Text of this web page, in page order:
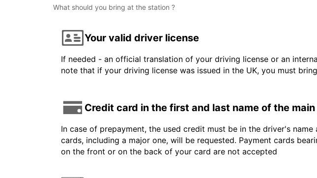
What should you bring at the station ?
Your valid driver license
If needed - an official translation of your driving license or an
note that if your driving license was issued in the UK, you must
Credit card in the first and last name of the
In case of prepayment, the used credit must be in the driver's
cards, including a major one, will be requested. Payment cards
on the front or on the back of your card are not accepted